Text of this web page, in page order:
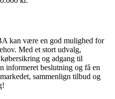
kan være en god mulighed for
Med et stort udvalg,
og adgang til
informeret beslutning og få en
sammenlign tilbud og